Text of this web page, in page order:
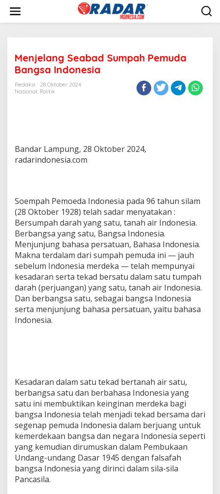
w
Menjelang Seabad Sumpah Pemuda
Bangsa Indonesia
Redaksi
28 Oktober 2024
Nasional, Politik
Bandar Lampung, 28 Oktober 2024,
radarindonesia.com
Soempah Pemoeda Indonesia pada 96 tahun silam
(28 Oktober 1928) telah sadar menyatakan :
Bersumpah darah yang satu, tanah air Indonesia.
Berbangsa yang satu, Bangsa Indonesia.
Menjunjung bahasa persatuan, Bahasa Indonesia.
Makna terdalam dari sumpah pemuda ini — jauh
sebelum Indonesia merdeka — telah mempunyai
kesadaran serta tekad bersatu dalam satu tumpah
darah (perjuangan) yang satu, tanah air Indonesia.
Dan berbangsa satu, sebagai bangsa Indonesia
serta menjunjung bahasa persatuan, yaitu bahasa
Indonesia.
Kesadaran dalam satu tekad bertanah air satu,
berbangsa satu dan berbahasa Indonesia yang
satu ini membuktikan keinginan merdeka bagi
bangsa Indonesia telah menjadi tekad bersama dari
segenap pemuda Indonesia dalam berjuang untuk
kemerdekaan bangsa dan negara Indonesia seperti
yang kemudian dirumuskan dalam Pembukaan
Undang-undang Dasar 1945 dengan falsafah
bangsa Indonesia yang dirinci dalam sila-sila
Pancasila.